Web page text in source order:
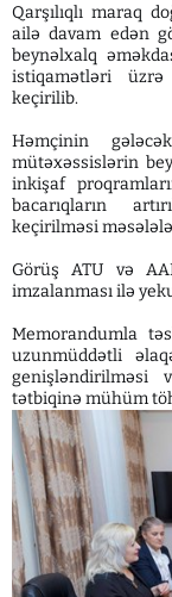
Qarşılıqlı maraq
ailə davam edən
beynəlxalq
istiqamətləri
keçirilib.
Həmçinin
mütəxəssislərin
inkişaf
bacarıqların
keçirilməsi
Görüş ATU və
imzalanması ilə
Memorandumla
uzunmüddətli
genişləndirilməsi
tətbiqinə mühüm